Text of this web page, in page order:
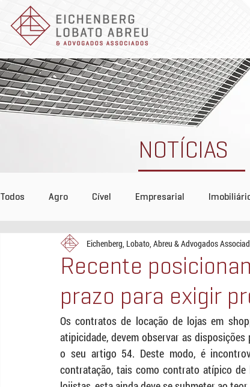
NOTÍCIAS
Todos Agro Cível Empresarial
Tributário COVID-19 Reconhecimento
Recente
prazo para exigir
Eichenberg, Lobato, Abreu & Advogados
Os contratos de locação de lojas em
atipicidade, devem observar as
o seu artigo 54. Deste modo, é
contratação, tais como contrato atípico